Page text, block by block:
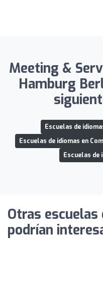
Meeting &
Hamburg
Escuelas de
Escuelas de idiomas en
Escuelas de
Otras escuelas
podrían